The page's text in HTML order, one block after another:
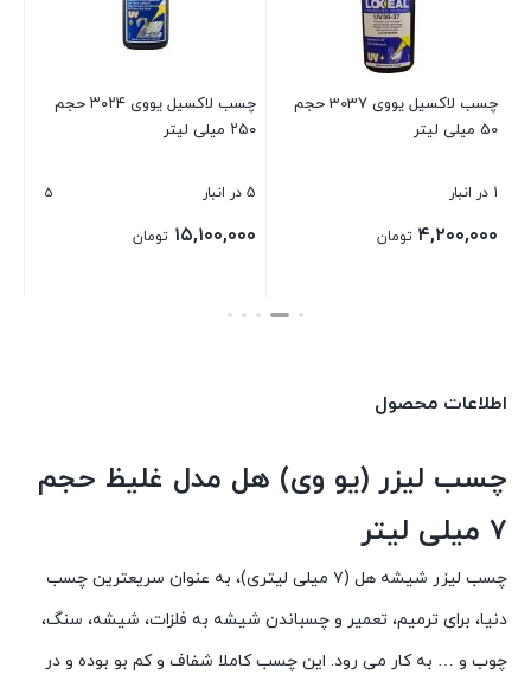
چسب لاکسیل یووی 3037 حجم
50 میلی لیتر
1 در انبار
۴,۲۰۰,۰۰۰ تومان
چسب لاکسیل یووی ۳۰۲۴ حجم
۲۵۰ میلی لیتر
5 در انبار 5
۱۵,۱۰۰,۰۰۰ تومان
بستن
اطلاعات محصول
چسب لیزر (یو وی) هل مدل غلیظ حجم
۷ میلی لیتر
چسب لیزر شیشه هل (۷ میلی لیتری)، به عنوان سریعترین چسب
دنیا، برای ترمیم، تعمیر و چسباندن شیشه به فلزات، شیشه، سنگ،
چوب و … به کار می رود. این چسب کاملا شفاف و کم بو بوده و در